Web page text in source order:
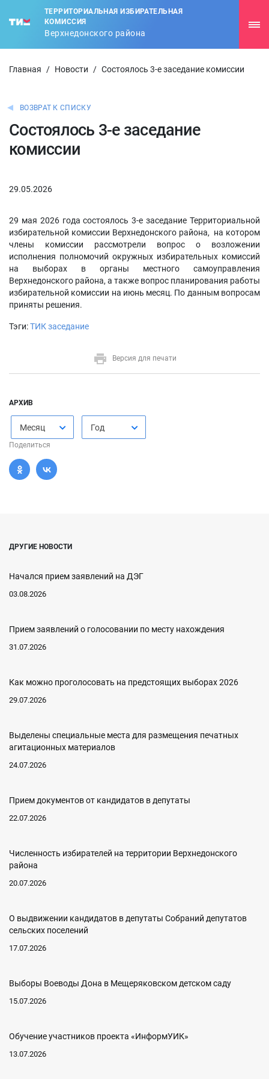
ТЕРРИТОРИАЛЬНАЯ ИЗБИРАТЕЛЬНАЯ
КОМИССИЯ
Верхнедонского района
Главная / Новости / Состоялось 3-е заседание комиссии
ВОЗВРАТ К СПИСКУ
Состоялось 3-е заседание
комиссии
29.05.2026
29 мая 2026 года состоялось 3-е заседание Территориальной
избирательной комиссии Верхнедонского района, на котором
члены комиссии рассмотрели вопрос о возложении
исполнения полномочий окружных избирательных комиссий
на выборах в органы местного самоуправления
Верхнедонского района, а также вопрос планирования работы
избирательной комиссии на июнь месяц. По данным вопросам
приняты решения.
Тэги:ТИК заседание
Версия для печати
АРХИВ
Месяц Год
Поделиться
ДРУГИЕ НОВОСТИ
Начался прием заявлений на ДЭГ
03.08.2026
Прием заявлений о голосовании по месту нахождения
31.07.2026
Как можно проголосовать на предстоящих выборах 2026
29.07.2026
Выделены специальные места для размещения печатных
агитационных материалов
24.07.2026
Прием документов от кандидатов в депутаты
22.07.2026
Численность избирателей на территории Верхнедонского
района
20.07.2026
О выдвижении кандидатов в депутаты Собраний депутатов
сельских поселений
17.07.2026
Выборы Воеводы Дона в Мещеряковском детском саду
15.07.2026
Обучение участников проекта «ИнформУИК»
13.07.2026